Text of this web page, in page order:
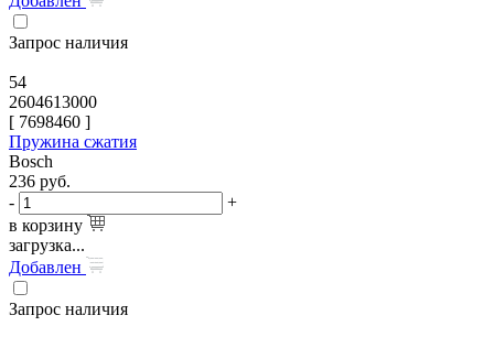
Запрос наличия
54
2604613000
[ 7698460 ]
Пружина сжатия
Bosch
236 руб.
-
+
в корзину
загрузка...
Добавлен
Запрос наличия